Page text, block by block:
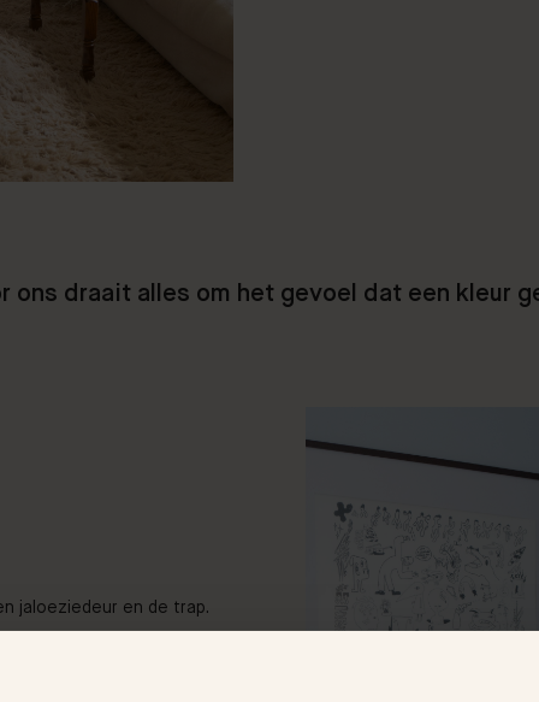
ons draait alles om het gevoel dat een kleur
jaloeziedeur en de trap.